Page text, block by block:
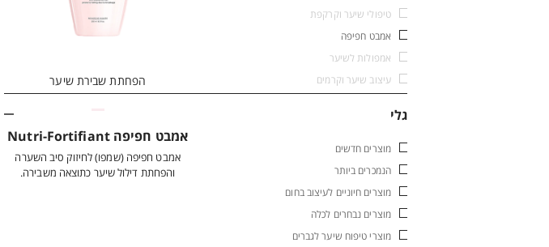
טיפולי שיער וקרקפת
אמבט חפיפה
אמפולות לשיער
עיצוב שיער וקרמים
גלי
מוצרים חדשים
הנמכרים ביותר
מוצרים חיוניים לעיצוב בחום
מוצרים נבחרים לכלה
מוצרי טיפוח שיער לגברים
הפחתת שבירת שיער
אמבט חפיפה Nutri-Fortifiant
אמבט חפיפה (שמפו) לחיזוק סיב השערה
והפחתת דילול שיער כתוצאה משבירה.